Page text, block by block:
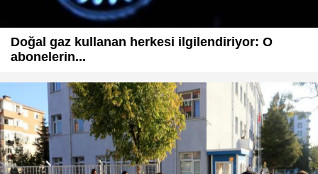
Doğal gaz kullanan herkesi ilgilendiriyor: O
abonelerin...